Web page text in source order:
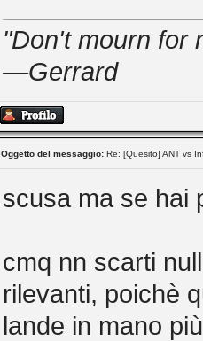
"Don't mourn for
—Gerrard
Oggetto del messaggio: Re: [Quesito] ANT vs
scusa ma se hai
cmq nn scarti
rilevanti, poichè
lande in mano